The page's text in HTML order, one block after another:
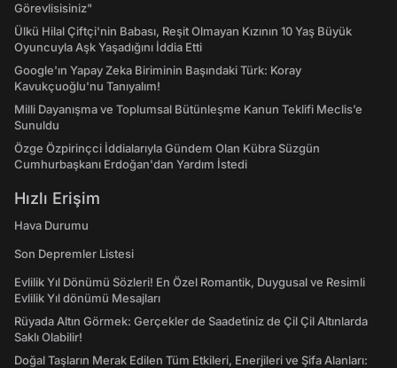
Görevlisisiniz"
Ülkü Hilal Çiftçi'nin Babası, Reşit Olmayan Kızının 10 Yaş Büyük
Oyuncuyla Aşk Yaşadığını İddia Etti
Google'ın Yapay Zeka Biriminin Başındaki Türk: Koray
Kavukçuoğlu'nu Tanıyalım!
Milli Dayanışma ve Toplumsal Bütünleşme Kanun Teklifi Meclis’e
Sunuldu
Özge Özpirinçci İddialarıyla Gündem Olan Kübra Süzgün
Cumhurbaşkanı Erdoğan'dan Yardım İstedi
Hızlı Erişim
Hava Durumu
Son Depremler Listesi
Evlilik Yıl Dönümü Sözleri! En Özel Romantik, Duygusal ve Resimli
Evlilik Yıl dönümü Mesajları
Rüyada Altın Görmek: Gerçekler de Saadetiniz de Çil Çil Altınlarda
Saklı Olabilir!
Doğal Taşların Merak Edilen Tüm Etkileri, Enerjileri ve Şifa Alanları: